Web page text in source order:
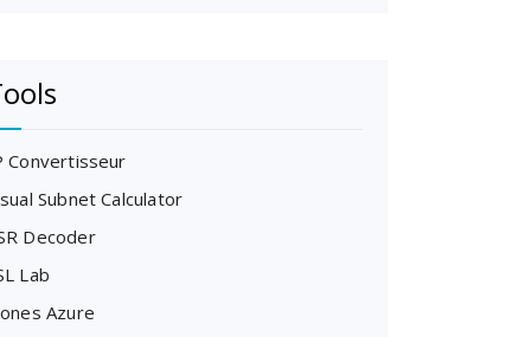
Convertisseur
Subnet Calculator
Decoder
Lab
Azure